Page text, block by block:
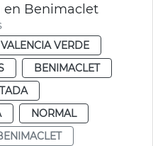
en Benimaclet
VALENCIA VERDE
BENIMACLET
NORMAL